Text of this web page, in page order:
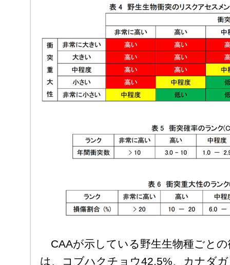
CAAが示している野生生物種ごと
は、コブハクチョウ42.5%、カナダ